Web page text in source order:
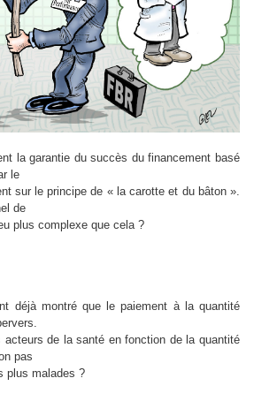
la garantie du succès du financement basé
le
sur le principe de « la carotte et du bâton ».
de
plus complexe que cela ?
déjà montré que le paiement à la quantité
de la santé en fonction de la quantité
pas
plus malades ?